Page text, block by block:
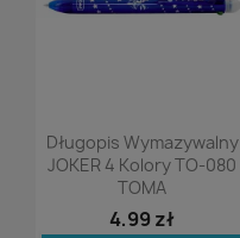
Podgląd
Długopis Wymazywalny
JOKER 4 Kolory TO-080
TOMA
4,99 zł